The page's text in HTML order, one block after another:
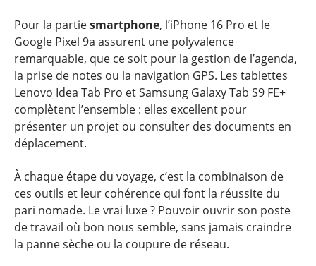
Pour la partiesmartphone, l’iPhone 16 Pro et le
Google Pixel 9a assurent une polyvalence
remarquable, que ce soit pour la gestion de l’agenda,
la prise de notes ou la navigation GPS. Les tablettes
Lenovo Idea Tab Pro et Samsung Galaxy Tab S9 FE+
complètent l’ensemble : elles excellent pour
présenter un projet ou consulter des documents en
déplacement.
À chaque étape du voyage, c’est la combinaison de
ces outils et leur cohérence qui font la réussite du
pari nomade. Le vrai luxe ? Pouvoir ouvrir son poste
de travail où bon nous semble, sans jamais craindre
la panne sèche ou la coupure de réseau.